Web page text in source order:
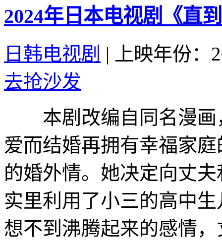
2024年日本电视剧《直
日韩电视剧 |
上映年份：
去抢沙发
本剧改编自同名漫画
爱而结婚再拥有幸福家
的婚外情。她决定向丈
实里利用了小三的高中
想不到沸腾起来的感情